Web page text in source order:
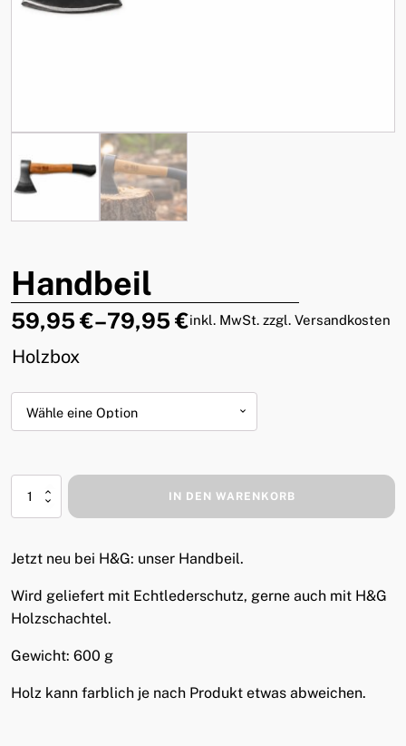
Handbeil
59,95€–79,95€inkl. MwSt. zzgl. Versandkosten
Holzbox
Handbeil
IN DEN WARENKORB
Jetzt neu bei H&G: unser Handbeil.
Wird geliefert mit Echtlederschutz, gerne auch mit H&G
Holzschachtel.
Gewicht: 600 g
Holz kann farblich je nach Produkt etwas abweichen.